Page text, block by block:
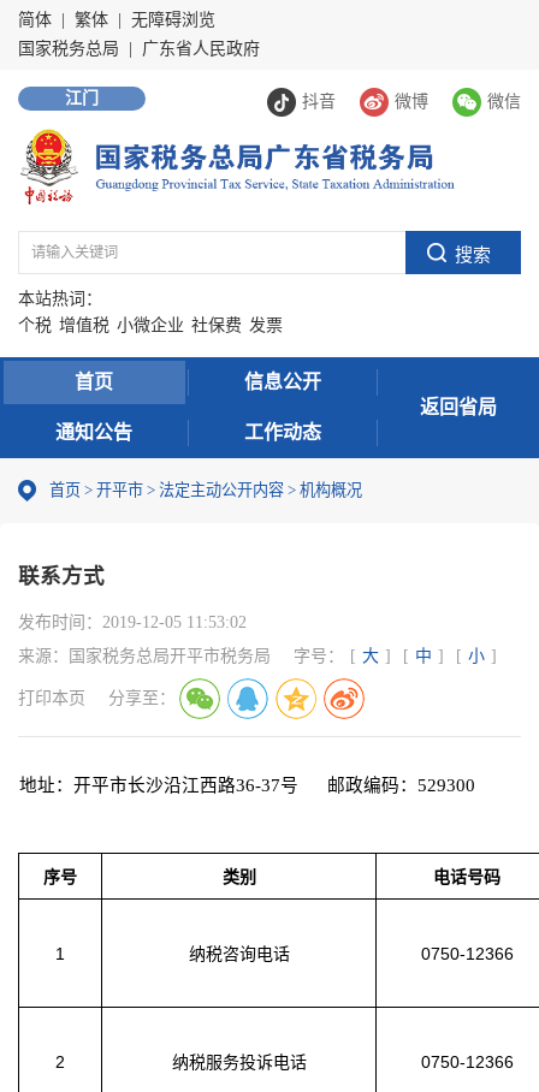
简体 繁体
无障碍浏览
国家税务总局
广东省人民政府
抖音 微博 微信
江门
本站热词：
个税 增值税 小微企业 社保费 发票
首页 信息公开
通知公告 工作动态
返回省局
首页 > 开平市 > 法定主动公开内容 > 机构概况
联系方式
发布时间： 2019-12-05 11:53:02
来源：
国家税务总局开平市税务局 字号： [ 大 ] [ 中 ] [ 小 ]
打印本页 分享至：
地址：开平市长沙沿江西路36-37号 邮政编码：529300
序号 类别 电话号码
1 纳税咨询电话 0750-12366
2 纳税服务投诉电话 0750-12366